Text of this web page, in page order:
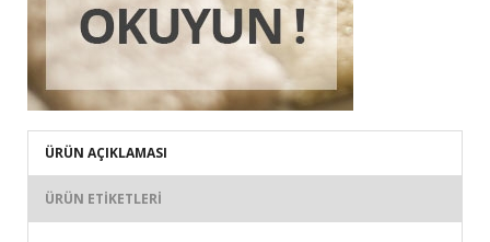
ÜRÜN AÇIKLAMASI
ÜRÜN ETIKETLERI